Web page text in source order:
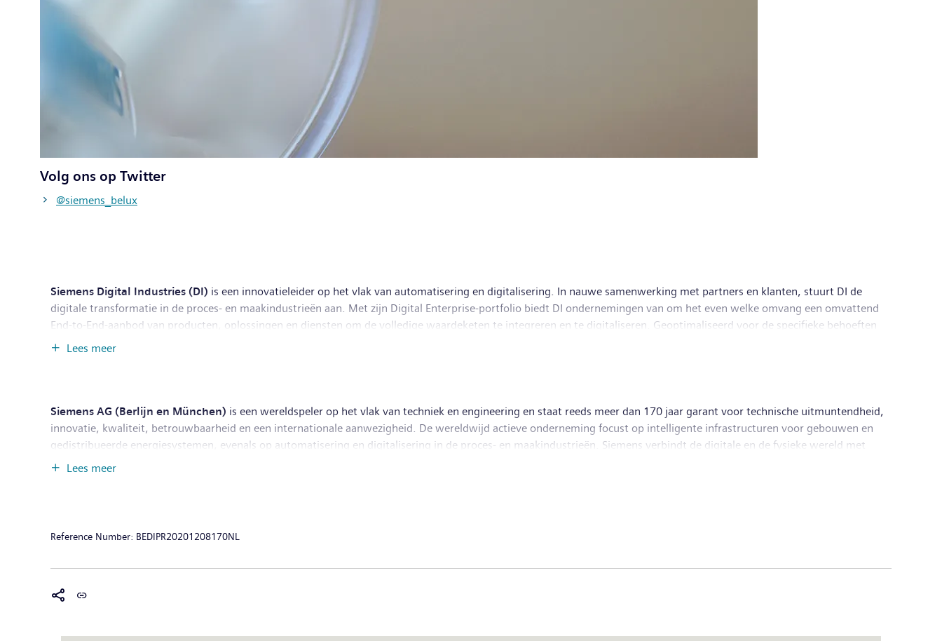
Volg ons op Twitter
@siemens_belux
Siemens Digital Industries (DI) is een innovatieleider op het vlak van automatisering en digitalisering. In nauwe samenwerking met partners en klanten, stuurt DI de
digitale transformatie in de proces- en maakindustrieën aan. Met zijn Digital Enterprise-portfolio biedt DI ondernemingen van om het even welke omvang een omvattend
End-to-End-aanbod van producten, oplossingen en diensten om de volledige waardeketen te integreren en te digitaliseren. Geoptimaliseerd voor de specifieke behoeften
van elke industrietak, ondersteunt DI's unieke portfolio klanten bij het realiseren van hogere productiviteits- en flexibiliteitsniveaus. DI breidt zijn portfolio voortdurend
Lees meer
Siemens AG (Berlijn en München) is een wereldspeler op het vlak van techniek en engineering en staat reeds meer dan 170 jaar garant voor technische uitmuntendheid,
innovatie, kwaliteit, betrouwbaarheid en een internationale aanwezigheid. De wereldwijd actieve onderneming focust op intelligente infrastructuren voor gebouwen en
gedistribueerde energiesystemen, evenals op automatisering en digitalisering in de proces- en maakindustrieën. Siemens verbindt de digitale en de fysieke wereld met
elkaar, ten voordele van klanten en de maatschappij in haar geheel. Met Siemens Mobility, een toonaangevende leverancier van intelligente mobiliteitsoplossingen voor
Lees meer
Reference Number: BEDIPR20201208170NL